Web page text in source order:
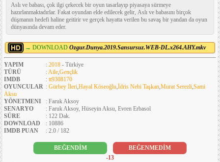
Aslı ve babası, çok ilgi çekecek bir oyun tasarlayıp piyasaya sürmeye
hazırlanmaktadırlar. Fakat oyundan elde edilecek gelir, Aslı ve babasını birçok
düşmanın hedefi haline geitirir ve gerçek hayatta verilen bu savaş bir yandan da oyun
dünyasında devam eder.
→ DOWNLOAD Ozgur.Dunya.2019.Sansursuz.WEB-DL.x264.AHY.mkv
YAPIM : 2018 - Türkiye
TÜRÜ
:Aile,Gençlik
IMDB
: tt9308170
OYUNCULAR : Gürbey İleri,Hayal Köseoğlu,İdris Nebi Taşkan,Murat Serezli,Sami
Aksu
YÖNETMENI
: Faruk Aksoy
SENARYO
: Faruk Aksoy, Hüseyin Aksu, Evren Erbasol
SÜRE
: 122 Dak.
DOWNLOAD
: 10886
IMDB PUAN
: 2.0 / 182
BEĞENDİM
BEĞENMEDİM
-13